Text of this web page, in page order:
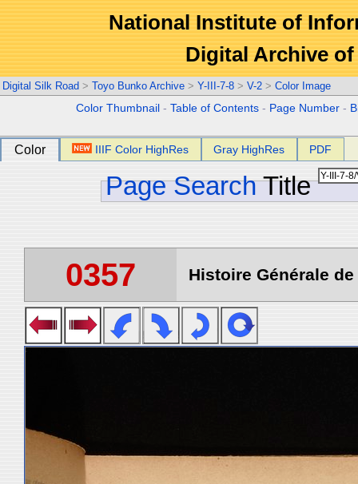
National Institute of
Digital Archive
Digital Silk Road > Toyo Bunko Archive > Y-III-7-8 > V-2 > Color Image
Color Thumbnail -Table of Contents - Page Number -
Color IIIF Color HighRes Gray HighRes PDF
Page Search Title
0357 Histoire Générale